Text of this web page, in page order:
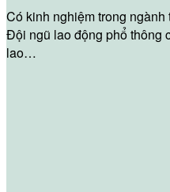
Có kinh nghiệm trong
Đội ngũ lao động phổ thông
lao…